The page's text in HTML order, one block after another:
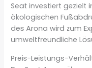
Seat investiert gezielt
ökologischen
des Arona wird zum
umweltfreundliche
Preis-Leistungs-